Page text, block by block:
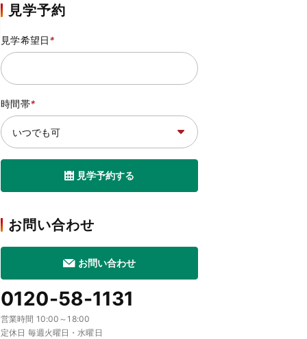
見学予約
見学希望日*
時間帯*
見学予約する
お問い合わせ
お問い合わせ
0120-58-1131
営業時間 10:00～18:00
定休日 毎週火曜日・水曜日